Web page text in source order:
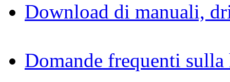
Download di manuali,
Domande frequenti